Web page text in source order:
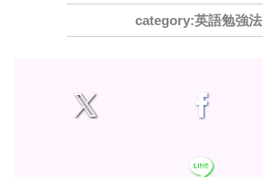
英語勉強法